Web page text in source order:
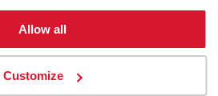
Allow all
Customize